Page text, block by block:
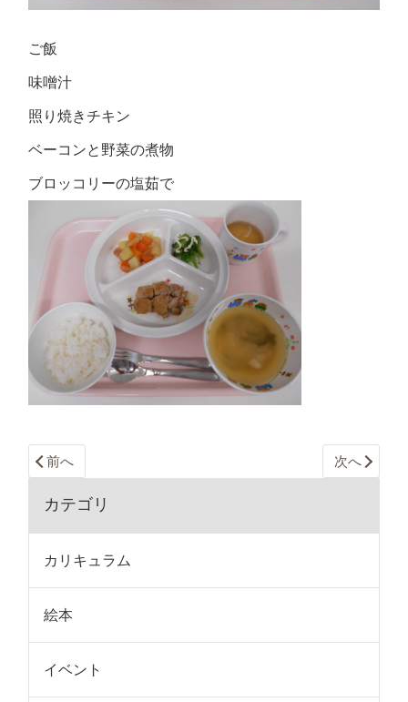
ご飯
味噌汁
照り焼きチキン
ベーコンと野菜の煮物
ブロッコリーの塩茹で
前へ 次へ
カテゴリ
カリキュラム
絵本
イベント